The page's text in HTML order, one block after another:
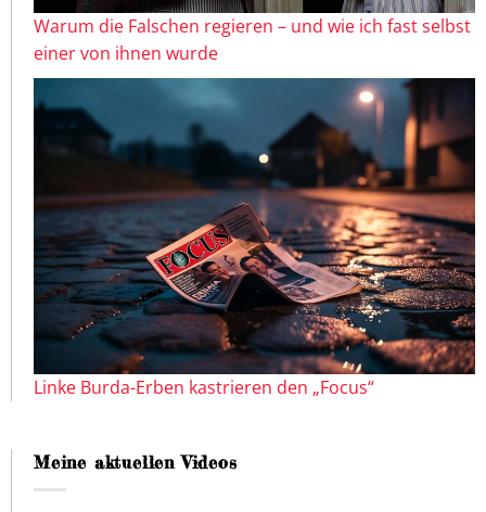
Warum die Falschen regieren – und wie ich fast selbst
einer von ihnen wurde
Linke Burda-Erben kastrieren den „Focus“
Meine aktuellen Videos